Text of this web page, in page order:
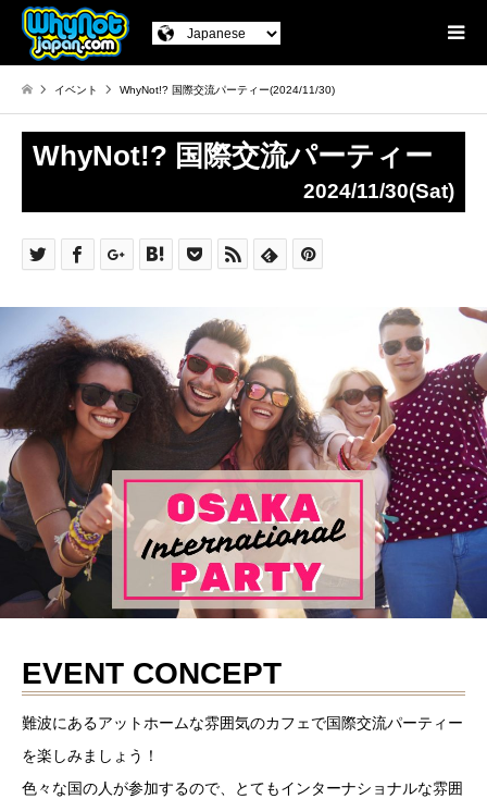
イベント WhyNot!? 国際交流パーティー(2024/11/30)
WhyNot!? 国際交流パーティー
2024/11/30(Sat)
EVENT CONCEPT
難波にあるアットホームな雰囲気のカフェで国際交流パーティー
を楽しみましょう！
色々な国の人が参加するので、とてもインターナショナルな雰囲